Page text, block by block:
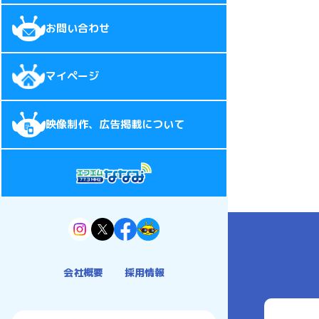
お問い合わせ
マイページ
映像制作、広告掲載について
会社概要 採用情報